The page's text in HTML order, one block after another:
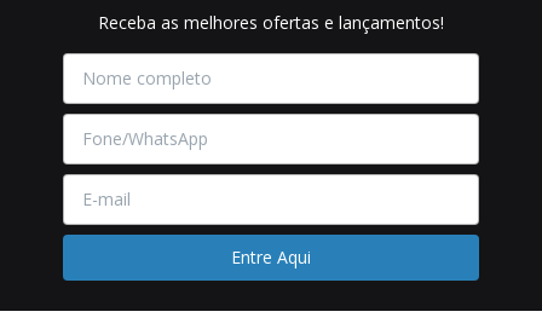
Receba as melhores ofertas e lançamentos!